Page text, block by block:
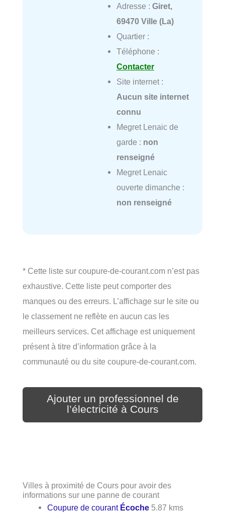
Adresse : Giret,
69470 Ville (La)
Quartier :
Téléphone :
Contacter
Site internet :
Aucun site internet
connu
Megret Lenaic de
garde : non
renseigné
Megret Lenaic
ouverte dimanche :
non renseigné
* Cette liste sur coupure-de-courant.com n’est pas
exhaustive. Cette liste peut comporter des
manques ou des erreurs. L’affichage sur le site ou
le classement ne reflète en aucun cas les
meilleurs services. Cet affichage est uniquement
présent à titre d’information grâce à la
communauté ou du site coupure-de-courant.com.
Ajouter un professionnel de
l’électricité à Cours
Villes à proximité de Cours pour avoir des
informations sur une panne de courant
Coupure de courant Écoche 5.87 kms